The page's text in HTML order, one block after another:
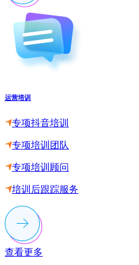
运营培训
专项抖音培训
专项培训团队
专项培训顾问
培训后跟踪服务
查看更多